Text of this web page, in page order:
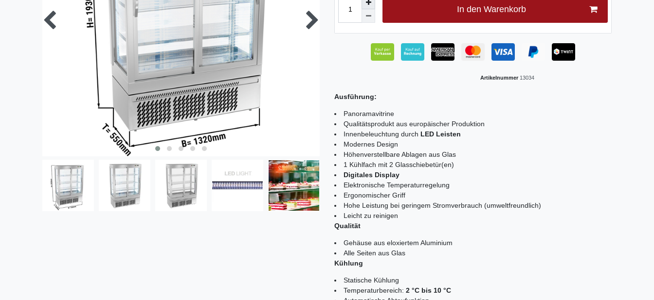
In den Warenkorb
Artikelnummer 13034
Ausführung:
Panoramavitrine
Qualitätsprodukt aus europäischer Produktion
Innenbeleuchtung durch LED Leisten
Modernes Design
Höhenverstellbare Ablagen aus Glas
1 Kühlfach mit 2 Glasschiebetür(en)
Digitales Display
Elektronische Temperaturregelung
Ergonomischer Griff
Hohe Leistung bei geringem Stromverbrauch (umweltfreundlich)
Leicht zu reinigen
Qualität
Gehäuse aus eloxiertem Aluminium
Alle Seiten aus Glas
Kühlung
Statische Kühlung
Temperaturbereich: 2 °C bis 10 °C